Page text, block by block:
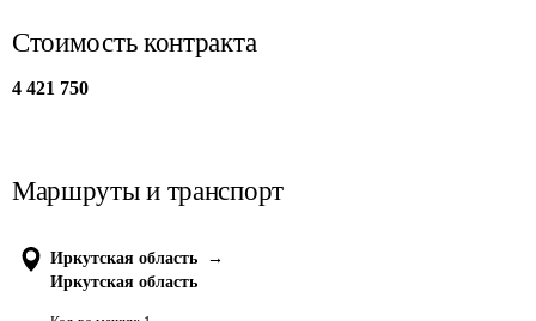
Стоимость контракта
4 421 750
Маршруты и транспорт
Иркутская область
→
Иркутская область